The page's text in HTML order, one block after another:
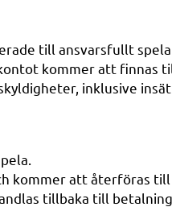
till ansvarsfullt
kommer att finnas
inklusive
kommer att återföras
tillbaka till